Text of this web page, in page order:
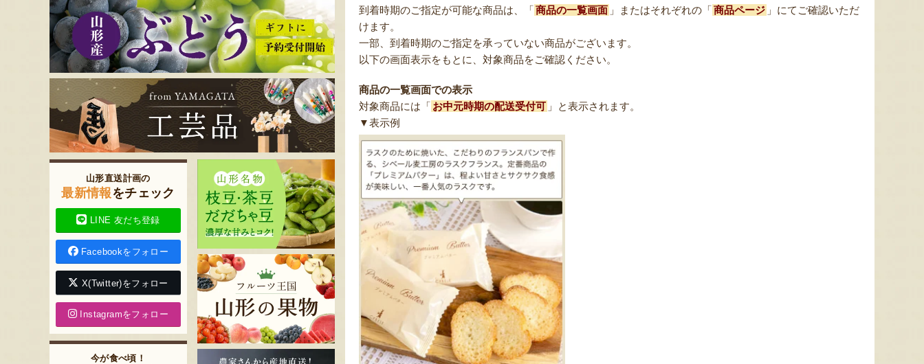
到着時期のご指定が可能な商品は、「商品の一覧画面 」またはそれぞれの「商品ページ 」にてご確認いただ
けます。
一部、到着時期のご指定を承っていない商品がございます。
以下の画面表示をもとに、対象商品をご確認ください。
商品の一覧画面での表示
対象商品には「 お中元時期の配送受付可 」と表示されます。
▼表示例
山形直送計画の
最新情報をチェック
LINE 友だち登録
Facebookをフォロー
X(Twitter)をフォロー
Instagramをフォロー
今が食べ頃！